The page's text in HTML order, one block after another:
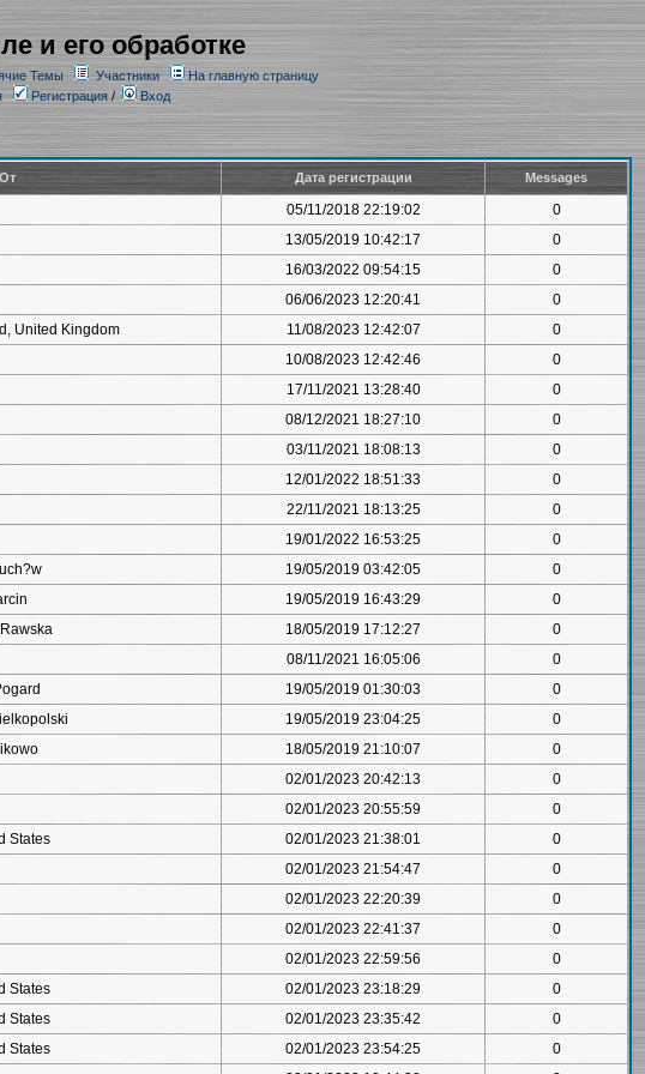
и его обработке
Темы Участники
На главную страницу
Регистрация/ Вход
От Дата регистрации Messages
05/11/2018 22:19:02
0
13/05/2019 10:42:17
0
16/03/2022 09:54:15
0
06/06/2023 12:20:41
0
United Kingdom 11/08/2023 12:42:07
0
10/08/2023 12:42:46
0
17/11/2021 13:28:40
0
08/12/2021 18:27:10
0
03/11/2021 18:08:13
0
12/01/2022 18:51:33
0
22/11/2021 18:13:25
0
19/01/2022 16:53:25
0
19/05/2019 03:42:05
0
19/05/2019 16:43:29
0
18/05/2019 17:12:27
0
08/11/2021 16:05:06
0
19/05/2019 01:30:03
0
19/05/2019 23:04:25
0
18/05/2019 21:10:07
0
02/01/2023 20:42:13
0
02/01/2023 20:55:59
0
States 02/01/2023 21:38:01
0
02/01/2023 21:54:47
0
02/01/2023 22:20:39
0
02/01/2023 22:41:37
0
02/01/2023 22:59:56
0
States 02/01/2023 23:18:29
0
States 02/01/2023 23:35:42
0
States 02/01/2023 23:54:25
0